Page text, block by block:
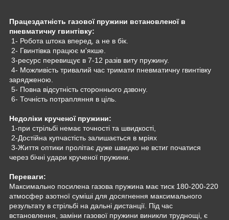
Працездатність газової пружини встановленої в
пневматичну гвинтівку:
1- Робота штока вперед, а не в бік.
2- Гвинтівка працює м'якше.
3-ресурс перевищує в 7-12 разів виту пружину.
4- Можливість тривалий час тримати пневматичну гвинтівку
зарядженою.
5- Повна відсутність стороннього дзвону.
6- Точність потрапляння в ціль.
Недоліки крученої пружини:
1-при стрільбі немає точності та швидкості,
2-Достійна купчастість залишається в мріях
3-Життя оптики пролітає дуже швидко не встиг початися
через бічні удари крученої пружини.
Переваги:
Максимально посилена газова пружина має тиск 180-200-220
атмосфер азотної суміші для досягнення максимального
результату в стрільбі на дальні дистанції. Під час
встановлення, заміни газової пружини виникли труднощі, є